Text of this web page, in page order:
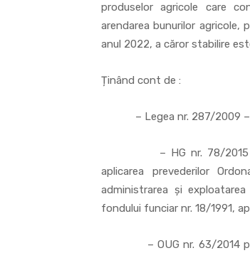
produselor agricole care
arendarea bunurilor
anul 2022, a căror stabilire
Ținând cont de :
– Legea nr. 287/2009 –
– HG nr. 78/2015
aplicarea prevederilor
administrarea şi
fondului funciar nr. 18/1991,
– OUG nr. 63/2014